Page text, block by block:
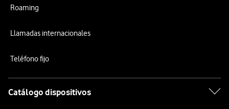
Roaming
Llamadas internacionales
Teléfono fijo
Catálogo dispositivos